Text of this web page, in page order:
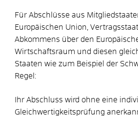
Für Abschlüsse aus
Europäischen Union,
Abkommens über den
Wirtschaftsraum und diesen
Staaten wie zum Beispiel der
Regel:
Ihr Abschluss wird ohne eine
Gleichwertigkeitsprüfung